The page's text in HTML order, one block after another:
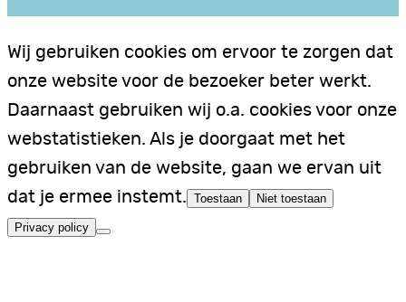
Wij gebruiken cookies om ervoor te zorgen dat
onze website voor de bezoeker beter werkt.
Daarnaast gebruiken wij o.a. cookies voor onze
webstatistieken. Als je doorgaat met het
gebruiken van de website, gaan we ervan uit
dat je ermee instemt. Toestaan Niet toestaan
Privacy policy